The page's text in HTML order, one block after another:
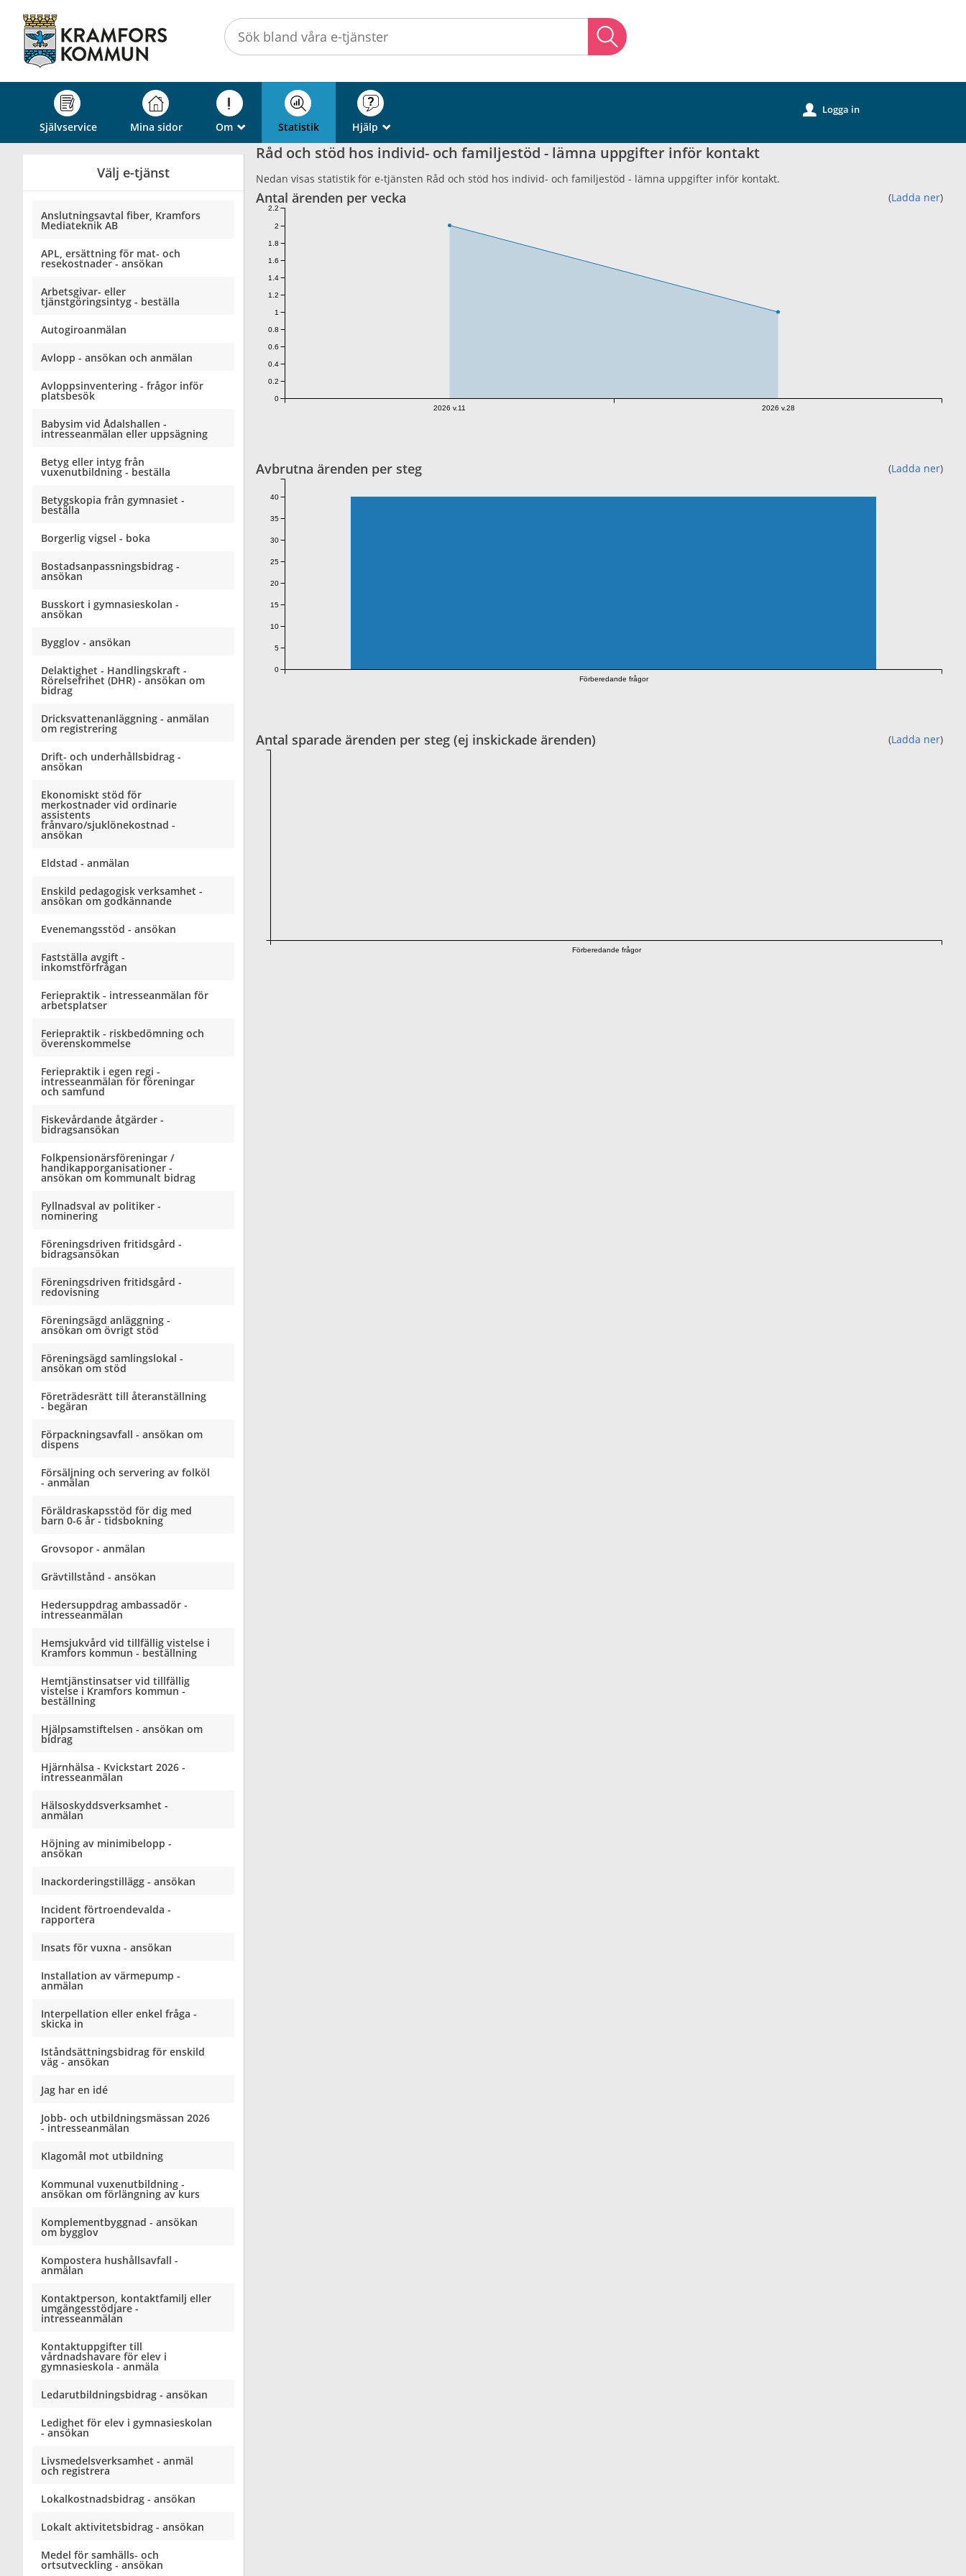
självservice
Kramfors
kommun
Självservice Mina sidor Om _ Statistik Hjälp _
u Logga in
Välj e-tjänst
Anslutningsavtal fiber, Kramfors
Mediateknik AB
APL, ersättning för mat- och
resekostnader - ansökan
Arbetsgivar- eller
tjänstgöringsintyg - beställa
Autogiroanmälan
Avlopp - ansökan och anmälan
Avloppsinventering - frågor inför
platsbesök
Babysim vid Ådalshallen -
intresseanmälan eller uppsägning
Betyg eller intyg från
vuxenutbildning - beställa
Betygskopia från gymnasiet -
beställa
Borgerlig vigsel - boka
Bostadsanpassningsbidrag -
ansökan
Busskort i gymnasieskolan -
ansökan
Bygglov - ansökan
Delaktighet - Handlingskraft -
Rörelsefrihet (DHR) - ansökan om
bidrag
Dricksvattenanläggning - anmälan
om registrering
Drift- och underhållsbidrag -
ansökan
Ekonomiskt stöd för
merkostnader vid ordinarie
assistents
frånvaro/sjuklönekostnad -
ansökan
Eldstad - anmälan
Enskild pedagogisk verksamhet -
ansökan om godkännande
Evenemangsstöd - ansökan
Fastställa avgift -
inkomstförfrågan
Feriepraktik - intresseanmälan för
arbetsplatser
Feriepraktik - riskbedömning och
överenskommelse
Feriepraktik i egen regi -
intresseanmälan för föreningar
och samfund
Fiskevårdande åtgärder -
bidragsansökan
Folkpensionärsföreningar /
handikapporganisationer -
ansökan om kommunalt bidrag
Fyllnadsval av politiker -
nominering
Föreningsdriven fritidsgård -
bidragsansökan
Föreningsdriven fritidsgård -
redovisning
Föreningsägd anläggning -
ansökan om övrigt stöd
Föreningsägd samlingslokal -
ansökan om stöd
Företrädesrätt till återanställning
- begäran
Förpackningsavfall - ansökan om
dispens
Försäljning och servering av folköl
- anmälan
Föräldraskapsstöd för dig med
barn 0-6 år - tidsbokning
Grovsopor - anmälan
Grävtillstånd - ansökan
Hedersuppdrag ambassadör -
intresseanmälan
Hemsjukvård vid tillfällig vistelse i
Kramfors kommun - beställning
Hemtjänstinsatser vid tillfällig
vistelse i Kramfors kommun -
beställning
Hjälpsamstiftelsen - ansökan om
bidrag
Hjärnhälsa - Kvickstart 2026 -
intresseanmälan
Hälsoskyddsverksamhet -
anmälan
Höjning av minimibelopp -
ansökan
Inackorderingstillägg - ansökan
Incident förtroendevalda -
rapportera
Insats för vuxna - ansökan
Installation av värmepump -
anmälan
Interpellation eller enkel fråga -
skicka in
Iståndsättningsbidrag för enskild
väg - ansökan
Jag har en idé
Jobb- och utbildningsmässan 2026
- intresseanmälan
Klagomål mot utbildning
Kommunal vuxenutbildning -
ansökan om förlängning av kurs
Komplementbyggnad - ansökan
om bygglov
Kompostera hushållsavfall -
anmälan
Kontaktperson, kontaktfamilj eller
umgängesstödjare -
intresseanmälan
Kontaktuppgifter till
vårdnadshavare för elev i
gymnasieskola - anmäla
Ledarutbildningsbidrag - ansökan
Ledighet för elev i gymnasieskolan
- ansökan
Livsmedelsverksamhet - anmäl
och registrera
Lokalkostnadsbidrag - ansökan
Lokalt aktivitetsbidrag - ansökan
Medel för samhälls- och
ortsutveckling - ansökan
Råd och stöd hos individ- och familjestöd - lämna uppgifter inför kontakt
Nedan visas statistik för e-tjänsten Råd och stöd hos individ- och familjestöd - lämna uppgifter inför kontakt.
Antal ärenden per vecka (Ladda ner)
2026 v.11 2026 v.28
0
0.2
0.4
0.6
0.8
1
1.2
1.4
1.6
1.8
2
2.2
Avbrutna ärenden per steg (Ladda ner)
Förberedande frågor
0
5
10
15
20
25
30
35
40
Antal sparade ärenden per steg (ej inskickade ärenden) (Ladda ner)
Förberedande frågor